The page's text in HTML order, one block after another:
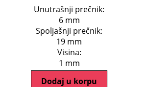
Unutrašnji prečnik:
6 mm
Spoljašnji prečnik:
19 mm
Visina:
1 mm
Dodaj u korpu